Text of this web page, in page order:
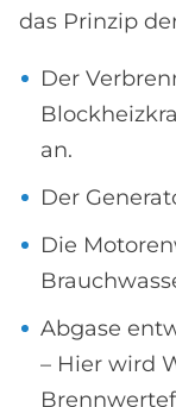
das Prinzip
Der
an.
Der
Die
Abgase
– Hier wird